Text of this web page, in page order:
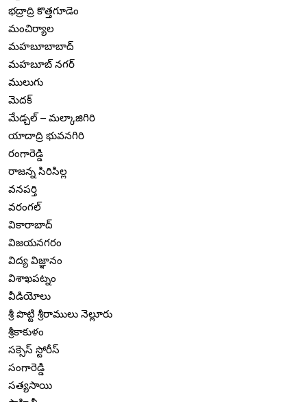
భద్రాద్రి కొత్తగూడెం
మంచిర్యాల
మహబూబాబాద్
మహబూబ్ నగర్
ములుగు
మెదక్
మేడ్చల్ – మల్కాజిగిరి
యాదాద్రి భువనగిరి
రంగారెడ్డి
రాజన్న సిరిసిల్ల
వనపర్తి
వరంగల్
వికారాబాద్
విజయనగరం
విద్య విజ్ఞానం
విశాఖపట్నం
వీడియోలు
శ్రీ పొట్టి శ్రీరాములు నెల్లూరు
శ్రీకాకుళం
సక్సెస్ స్టోరీస్
సంగారెడ్డి
సత్యసాయి